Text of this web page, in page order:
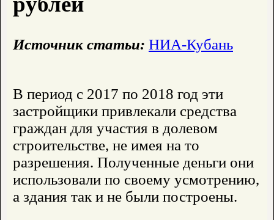
Источник статьи: НИА-Кубань
В период с 2017 по 2018 год эти
застройщики привлекали средства
граждан для участия в долевом
строительстве, не имея на то
разрешения. Полученные деньги они
использовали по своему усмотрению,
а здания так и не были построены.